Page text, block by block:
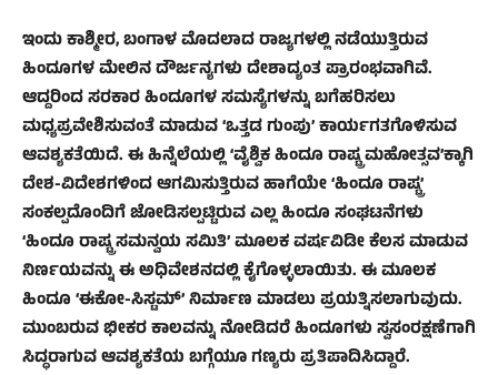
ಇಂದು ಕಾಶ್ಮೀರ, ಬಂಗಾಳ ಮೊದಲಾದ ರಾಜ್ಯಗಳಲ್ಲಿ ನಡೆಯುತ್ತಿರುವ
ಹಿಂದೂಗಳ ಮೇಲಿನ ದೌರ್ಜನ್ಯಗಳು ದೇಶಾದ್ಯಂತ ಪ್ರಾರಂಭವಾಗಿವೆ.
ಆದ್ದರಿಂದ ಸರಕಾರ ಹಿಂದೂಗಳ ಸಮಸ್ಯೆಗಳನ್ನು ಬಗೆಹರಿಸಲು
ಮಧ್ಯಪ್ರವೇಶಿಸುವಂತೆ ಮಾಡುವ ‘ಒತ್ತಡ ಗುಂಪು’ ಕಾರ್ಯಗತಗೊಳಿಸುವ
ಆವಶ್ಯಕತೆಯಿದೆ. ಈ ಹಿನ್ನೆಲೆಯಲ್ಲಿ ‘ವೈಶ್ವಿಕ ಹಿಂದೂ ರಾಷ್ಟ್ರ ಮಹೋತ್ಸವ’ಕ್ಕಾಗಿ
ದೇಶ-ವಿದೇಶಗಳಿಂದ ಆಗಮಿಸುತ್ತಿರುವ ಹಾಗೆಯೇ ‘ಹಿಂದೂ ರಾಷ್ಟ್ರ’
ಸಂಕಲ್ಪದೊಂದಿಗೆ ಜೋಡಿಸಲ್ಪಟ್ಟಿರುವ ಎಲ್ಲ ಹಿಂದೂ ಸಂಘಟನೆಗಳು
‘ಹಿಂದೂ ರಾಷ್ಟ್ರ ಸಮನ್ವಯ ಸಮಿತಿ’ ಮೂಲಕ ವರ್ಷವಿಡೀ ಕೆಲಸ ಮಾಡುವ
ನಿರ್ಣಯವನ್ನು ಈ ಅಧಿವೇಶನದಲ್ಲಿ ಕೈಗೊಳ್ಳಲಾಯಿತು. ಈ ಮೂಲಕ
ಹಿಂದೂ ‘ಈಕೋ-ಸಿಸ್ಟಮ್’ ನಿರ್ಮಾಣ ಮಾಡಲು ಪ್ರಯತ್ನಿಸಲಾಗುವುದು.
ಮುಂಬರುವ ಭೀಕರ ಕಾಲವನ್ನು ನೋಡಿದರೆ ಹಿಂದೂಗಳು ಸ್ವಸಂರಕ್ಷಣೆಗಾಗಿ
ಸಿದ್ಧರಾಗುವ ಆವಶ್ಯಕತೆಯ ಬಗ್ಗೆಯೂ ಗಣ್ಯರು ಪ್ರತಿಪಾದಿಸಿದ್ದಾರೆ.